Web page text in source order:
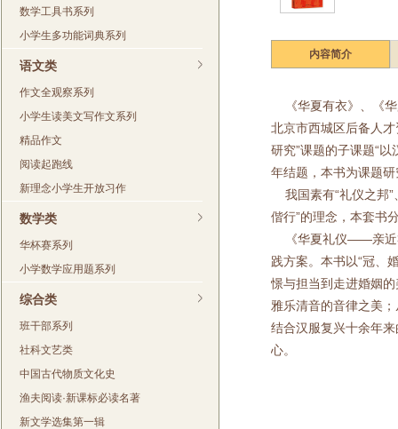
数学工具书系列
小学生多功能词典系列
语文类
作文全观察系列
小学生读美文写作文系列
精品作文
阅读起跑线
新理念小学生开放习作
数学类
华杯赛系列
小学数学应用题系列
综合类
班干部系列
社科文艺类
中国古代物质文化史
渔夫阅读·新课标必读名著
新文学选集第一辑
内容简介
《华夏有衣》、《华
北京市西城区后备人
研究”课题的子课题“
年结题，本书为课题
我国素有“礼仪之邦”
偕行”的理念，本套书
《华夏礼仪——亲近
践方案。本书以“冠、
憬与担当到走进婚姻
雅乐清音的音律之美
结合汉服复兴十余年
心。